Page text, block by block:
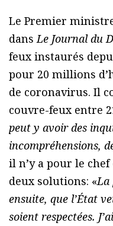
Le Premier
dans Le Journal du
feux instaurés
pour 20 millions
de coronavirus. Il
couvre-feux entre
peut y avoir des
incompréhensions,
il n’y a pour le
deux solutions: «La
ensuite, que l’État
soient respectées.